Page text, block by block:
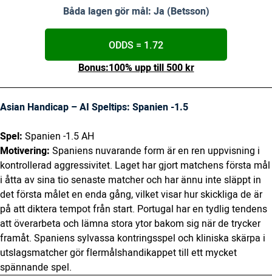
Båda lagen gör mål: Ja (Betsson)
ODDS = 1.72
Bonus:100% upp till 500 kr
Asian Handicap – AI Speltips: Spanien -1.5
Spel: Spanien -1.5 AH
Motivering: Spaniens nuvarande form är en ren uppvisning i
kontrollerad aggressivitet. Laget har gjort matchens första mål
i åtta av sina tio senaste matcher och har ännu inte släppt in
det första målet en enda gång, vilket visar hur skickliga de är
på att diktera tempot från start. Portugal har en tydlig tendens
att överarbeta och lämna stora ytor bakom sig när de trycker
framåt. Spaniens sylvassa kontringsspel och kliniska skärpa i
utslagsmatcher gör flermålshandikappet till ett mycket
spännande spel.